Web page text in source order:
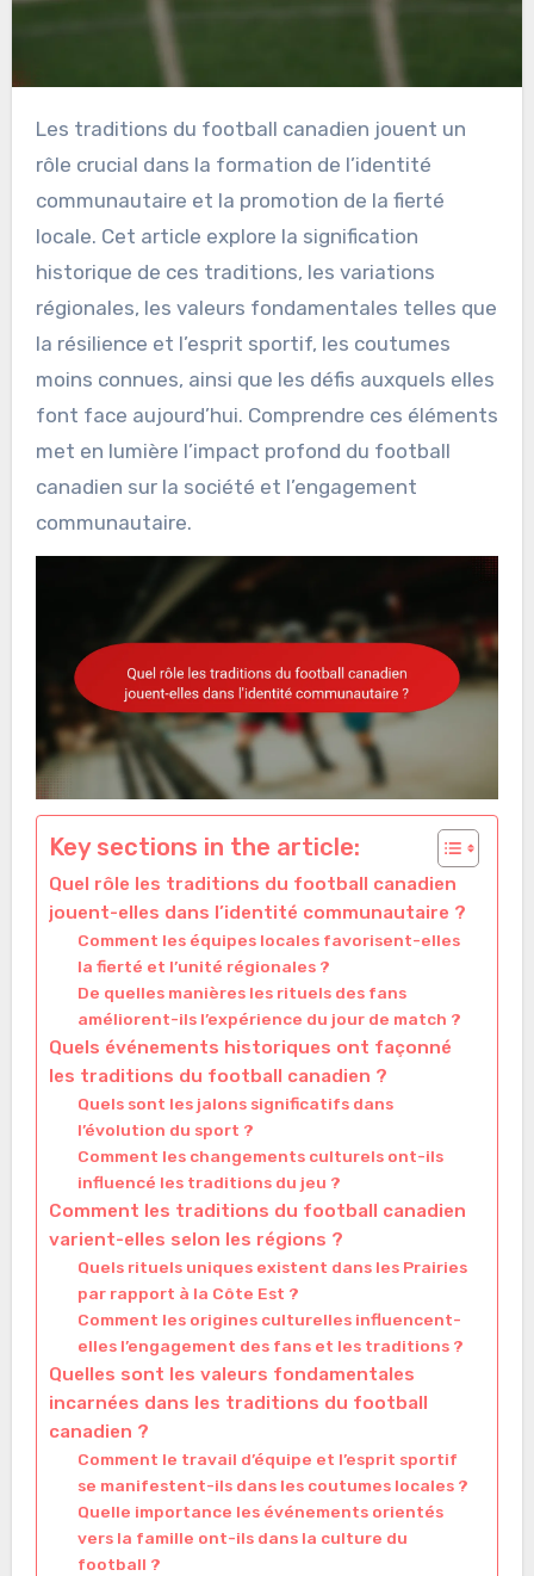
Les traditions du football canadien jouent un
rôle crucial dans la formation de l’identité
communautaire et la promotion de la fierté
locale. Cet article explore la signification
historique de ces traditions, les variations
régionales, les valeurs fondamentales telles que
la résilience et l’esprit sportif, les coutumes
moins connues, ainsi que les défis auxquels elles
font face aujourd’hui. Comprendre ces éléments
met en lumière l’impact profond du football
canadien sur la société et l’engagement
communautaire.
Key sections in the article:
Quel rôle les traditions du football canadien
jouent-elles dans l’identité communautaire ?
Comment les équipes locales favorisent-elles
la fierté et l’unité régionales ?
De quelles manières les rituels des fans
améliorent-ils l’expérience du jour de match ?
Quels événements historiques ont façonné
les traditions du football canadien ?
Quels sont les jalons significatifs dans
l’évolution du sport ?
Comment les changements culturels ont-ils
influencé les traditions du jeu ?
Comment les traditions du football canadien
varient-elles selon les régions ?
Quels rituels uniques existent dans les Prairies
par rapport à la Côte Est ?
Comment les origines culturelles influencent-
elles l’engagement des fans et les traditions ?
Quelles sont les valeurs fondamentales
incarnées dans les traditions du football
canadien ?
Comment le travail d’équipe et l’esprit sportif
se manifestent-ils dans les coutumes locales ?
Quelle importance les événements orientés
vers la famille ont-ils dans la culture du
football ?